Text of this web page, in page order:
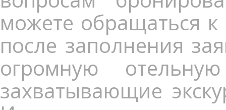
можете обращаться
после заполнения
огромную
захватывающие